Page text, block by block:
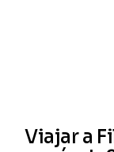
Viajar a